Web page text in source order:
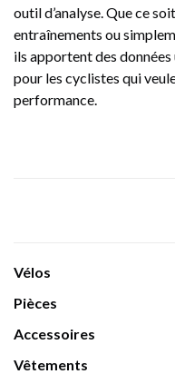
outil d’analyse. Que ce
entraînements ou
ils apportent des
pour les cyclistes qui
performance.
Vélos
Pièces
Accessoires
Vêtements